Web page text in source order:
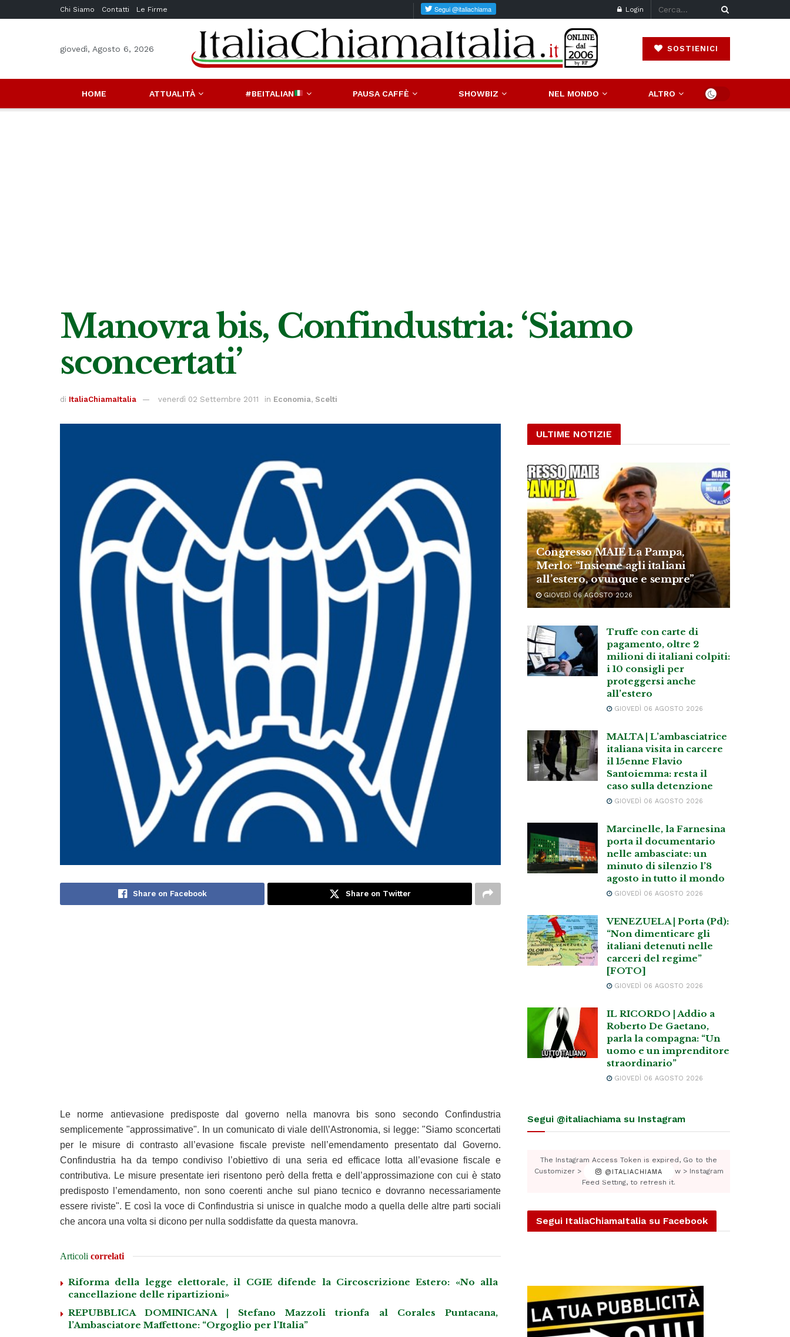
Chi Siamo Contatti Le Firme Login
giovedì, Agosto 6, 2026 SOSTIENICI
HOME ATTUALITÀ #BEITALIAN PAUSA CAFFÈ SHOWBIZ NEL MONDO ALTRO
Manovra bis, Confindustria: ‘Siamo
sconcertati’
di ItaliaChiamaItalia venerdì 02 Settembre 2011 in Economia, Scelti
Share on Facebook Share on Twitter
Le norme antievasione predisposte dal governo nella manovra bis sono secondo Confindustria
semplicemente "approssimative". In un comunicato di viale dell\’Astronomia, si legge: "Siamo sconcertati
per le misure di contrasto all’evasione fiscale previste nell’emendamento presentato dal Governo.
Confindustria ha da tempo condiviso l’obiettivo di una seria ed efficace lotta all’evasione fiscale e
contributiva. Le misure presentate ieri risentono però della fretta e dell’approssimazione con cui è stato
predisposto l’emendamento, non sono coerenti anche sul piano tecnico e dovranno necessariamente
essere riviste". E così la voce di Confindustria si unisce in qualche modo a quella delle altre parti sociali
che ancora una volta si dicono per nulla soddisfatte da questa manovra.
Articoli correlati
Riforma della legge elettorale, il CGIE difende la Circoscrizione Estero: «No alla
cancellazione delle ripartizioni»
REPUBBLICA DOMINICANA | Stefano Mazzoli trionfa al Corales Puntacana,
l’Ambasciatore Maffettone: “Orgoglio per l’Italia”
ULTIME NOTIZIE
Congresso MAIE La Pampa,
Merlo: “Insieme agli italiani
all’estero, ovunque e sempre”
GIOVEDÌ 06 AGOSTO 2026
Truffe con carte di
pagamento, oltre 2
milioni di italiani colpiti:
i 10 consigli per
proteggersi anche
all’estero
GIOVEDÌ 06 AGOSTO 2026
MALTA | L’ambasciatrice
italiana visita in carcere
il 15enne Flavio
Santoiemma: resta il
caso sulla detenzione
GIOVEDÌ 06 AGOSTO 2026
Marcinelle, la Farnesina
porta il documentario
nelle ambasciate: un
minuto di silenzio l’8
agosto in tutto il mondo
GIOVEDÌ 06 AGOSTO 2026
VENEZUELA | Porta (Pd):
“Non dimenticare gli
italiani detenuti nelle
carceri del regime”
[FOTO]
GIOVEDÌ 06 AGOSTO 2026
IL RICORDO | Addio a
Roberto De Gaetano,
parla la compagna: “Un
uomo e un imprenditore
straordinario”
GIOVEDÌ 06 AGOSTO 2026
Segui @italiachiama su Instagram
@ITALIACHIAMA
The Instagram Access Token is expired, Go to the
Customizer > JNews : Social, Like & View > Instagram
Feed Setting, to refresh it.
Segui ItaliaChiamaItalia su Facebook